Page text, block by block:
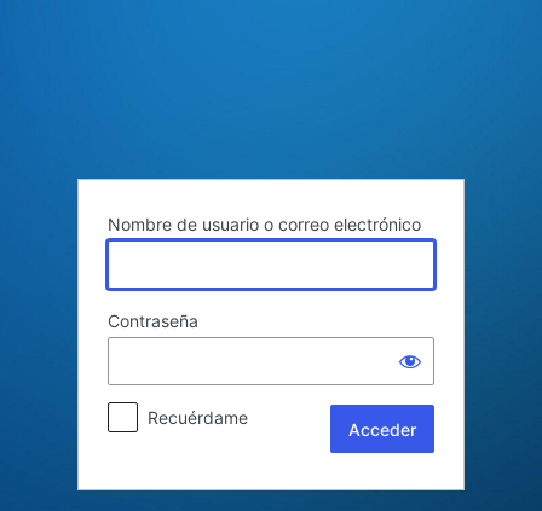
Nombre de usuario o correo electrónico
Contraseña
Recuérdame